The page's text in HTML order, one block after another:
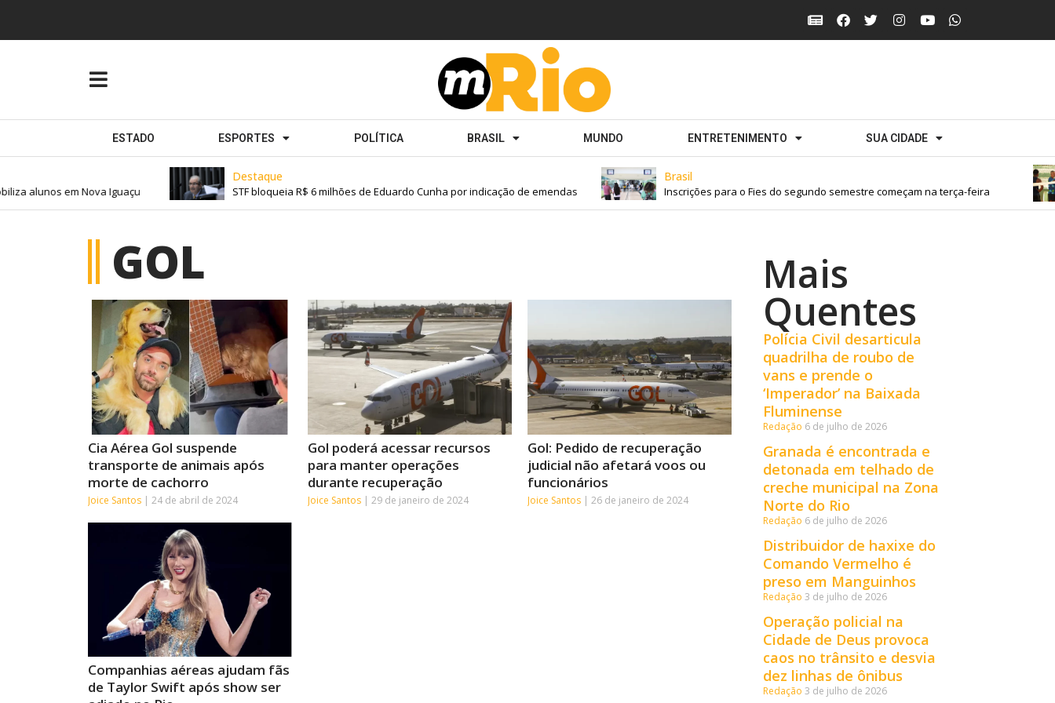
ESTADO ESPORTES POLÍTICA BRASIL MUNDO ENTRETENIMENTO SUA CIDADE
Destaque
STF bloqueia R$ 6 milhões de Eduardo Cunha por indicação de emendas
Brasil
Inscrições para o Fies do segundo semestre começam na terça-feira
alunos em Nova Iguaçu
GOL
Cia Aérea Gol suspende
transporte de animais após
morte de cachorro
Joice Santos 24 de abril de 2024
Gol poderá acessar recursos
para manter operações
durante recuperação
Joice Santos 29 de janeiro de 2024
Gol: Pedido de recuperação
judicial não afetará voos ou
funcionários
Joice Santos 26 de janeiro de 2024
Companhias aéreas ajudam fãs
de Taylor Swift após show ser
Mais
Quentes
Polícia Civil desarticula
quadrilha de roubo de
vans e prende o
‘Imperador’ na Baixada
Fluminense
Redação 6 de julho de 2026
Granada é encontrada e
detonada em telhado de
creche municipal na Zona
Norte do Rio
Redação 6 de julho de 2026
Distribuidor de haxixe do
Comando Vermelho é
preso em Manguinhos
Redação 3 de julho de 2026
Operação policial na
Cidade de Deus provoca
caos no trânsito e desvia
dez linhas de ônibus
Redação 3 de julho de 2026